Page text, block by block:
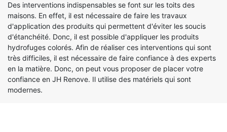
Des interventions indispensables se font sur les toits des
maisons. En effet, il est nécessaire de faire les travaux
d'application des produits qui permettent d'éviter les soucis
d'étanchéité. Donc, il est possible d'appliquer les produits
hydrofuges colorés. Afin de réaliser ces interventions qui sont
très difficiles, il est nécessaire de faire confiance à des experts
en la matière. Donc, on peut vous proposer de placer votre
confiance en JH Renove. Il utilise des matériels qui sont
modernes.